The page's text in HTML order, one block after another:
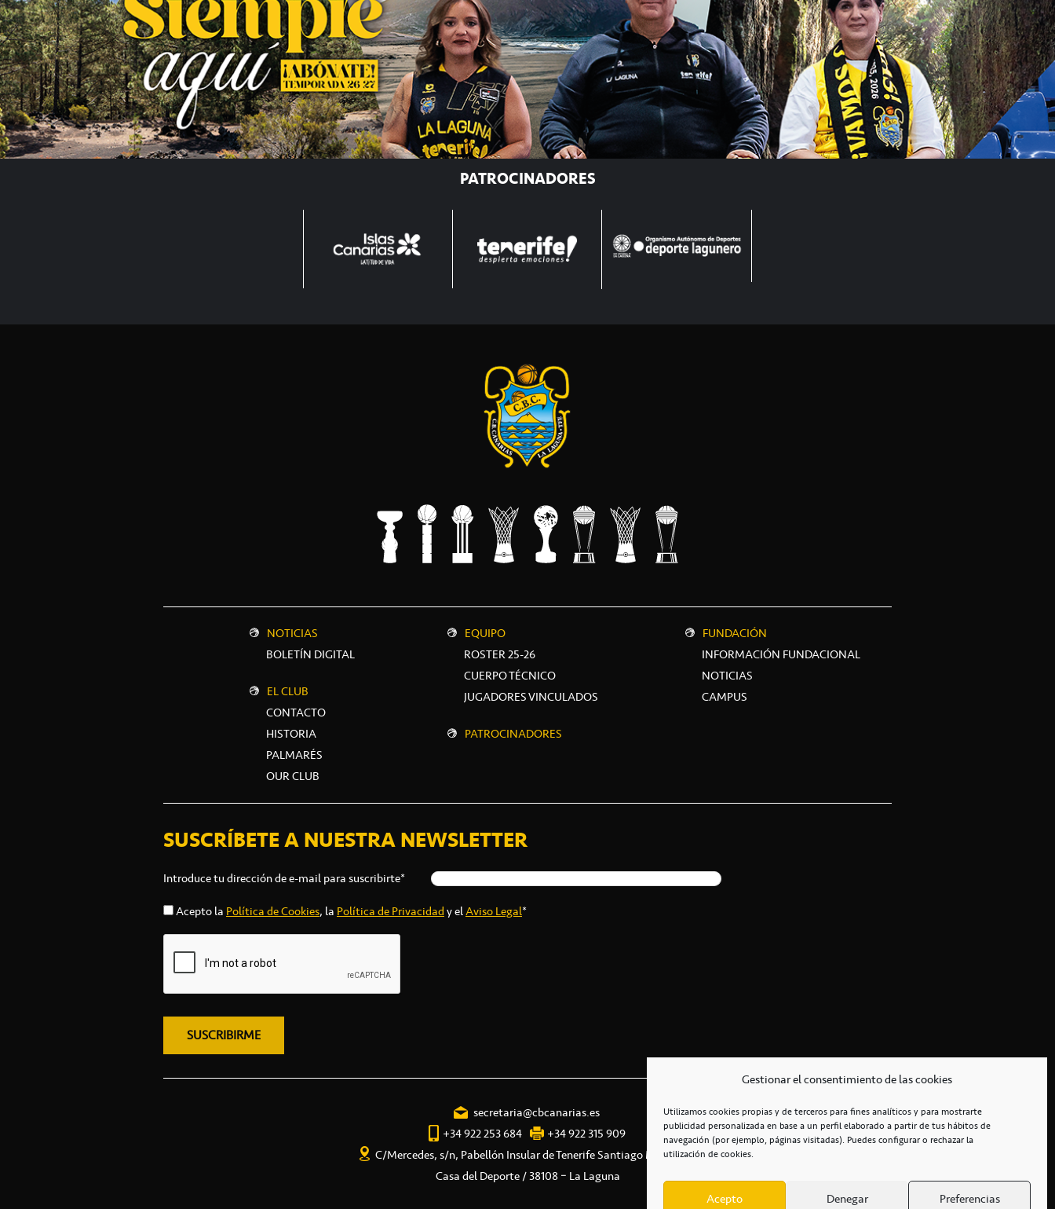
Gestionar el consentimiento de las cookies
Utilizamos cookies propias y de terceros para fines analíticos y para mostrarte
publicidad personalizada en base a un perfil elaborado a partir de tus hábitos de
navegación (por ejemplo, páginas visitadas). Puedes configurar o rechazar la
utilización de cookies.
Acepto Denegar Preferencias
PATROCINADORES
NOTICIAS
BOLETÍN DIGITAL
EL CLUB
CONTACTO
HISTORIA
PALMARÉS
OUR CLUB
EQUIPO
ROSTER 25-26
CUERPO TÉCNICO
JUGADORES VINCULADOS
PATROCINADORES
FUNDACIÓN
INFORMACIÓN FUNDACIONAL
NOTICIAS
CAMPUS
SUSCRÍBETE A NUESTRA NEWSLETTER
Introduce tu dirección de e-mail para suscribirte*
Acepto la Política de Cookies, la Política de Privacidady elAviso Legal*
secretaria@cbcanarias.es
+34 922 253 684
+34 922 315 909
C/Mercedes, s/n, Pabellón Insular de Tenerife Santiago Martín
Casa del Deporte / 38108 – La Laguna